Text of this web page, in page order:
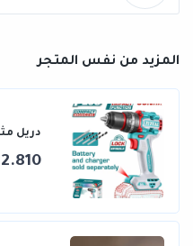
المزيد من نفس المتجر
دريل